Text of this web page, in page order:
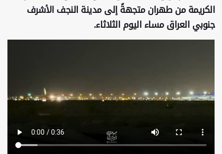
الكريمة من طهران متجهةً إلى مدينة النجف الأشرف
جنوبي العراق مساء اليوم الثلاثاء.